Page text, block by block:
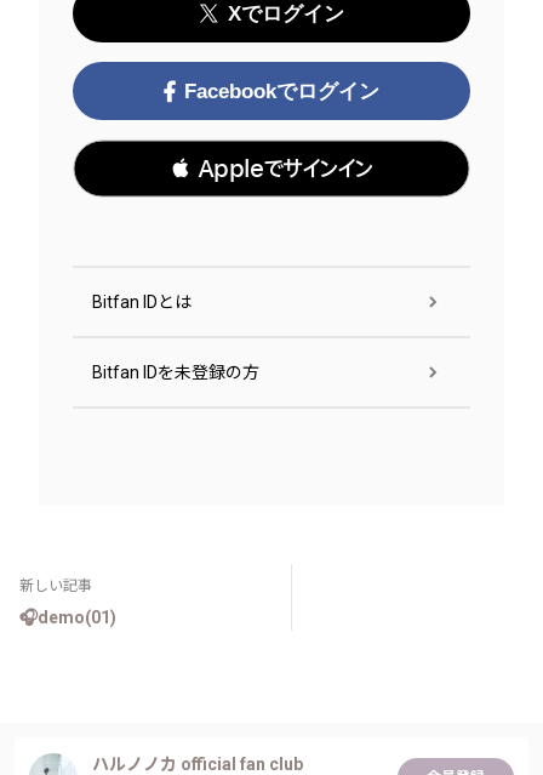
Xでログイン
Facebookでログイン
 Appleでサインイン
Bitfan IDとは
Bitfan IDを未登録の方
新しい記事
🎧demo(01)
ハルノノカ official fan club